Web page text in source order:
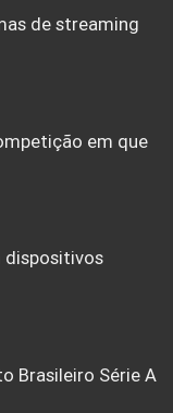
de streaming
em que
dispositivos
Brasileiro Série A